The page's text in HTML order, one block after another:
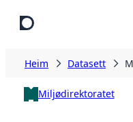
Heim Datasett
Miljødirektoratet